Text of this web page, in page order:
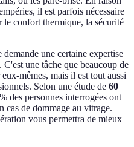
il est parfois nécessaire
le confort thermique, la sécurité
une certaine expertise
une tâche que beaucoup de
mêmes, mais il est tout aussi
Selon une étude de 60
des personnes interrogées ont
cas de dommage au vitrage.
vous permettra de mieux